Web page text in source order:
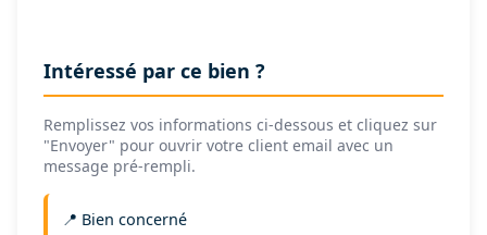
Intéressé par ce bien ?
Remplissez vos informations ci-dessous et cliquez sur
"Envoyer" pour ouvrir votre client email avec un
message pré-rempli.
📍 Bien concerné